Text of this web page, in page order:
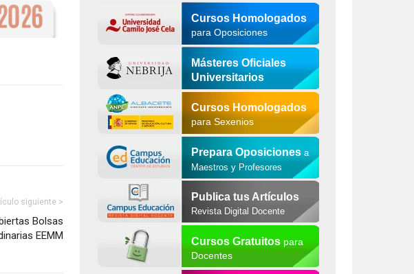
siguiente >
Bolsas
EEMM
Cursos Homologados
para Oposiciones
Másteres Oficiales
Universitarios
Cursos Homologados
para Sexenios
Prepara Oposiciones a
Maestros y Profesores
Publica tus Artículos
Revista Digital Docente
Cursos Gratuitospara
Docentes